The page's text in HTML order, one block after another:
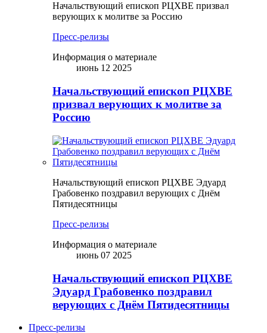
Начальствующий епископ РЦХВЕ призвал
верующих к молитве за Россию
Пресс-релизы
Информация о материале
июнь 12 2025
Начальствующий епископ РЦХВЕ
призвал верующих к молитве за
Россию
Начальствующий епископ РЦХВЕ Эдуард
Грабовенко поздравил верующих с Днём
Пятидесятницы
Пресс-релизы
Информация о материале
июнь 07 2025
Начальствующий епископ РЦХВЕ
Эдуард Грабовенко поздравил
верующих с Днём Пятидесятницы
Пресс-релизы